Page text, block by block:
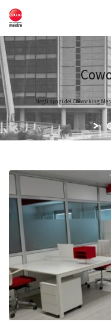
Negli spazi del Coworking